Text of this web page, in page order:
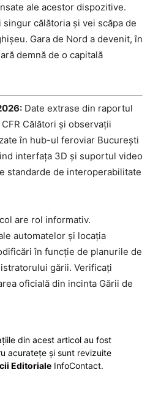
ale acestor dispozitive.
călătoria și vei scăpa de
Gara de Nord a devenit, în
demnă de o capitală
Date extrase din raportul
Călători și observații
în hub-ul feroviar București
interfața 3D și suportul video
standarde de interoperabilitate
are rol informativ.
automatelor și locația
în funcție de planurile de
gării. Verificați
oficială din incinta Gării de
din acest articol au fost
acuratețe și sunt revizuite
Editoriale InfoContact.